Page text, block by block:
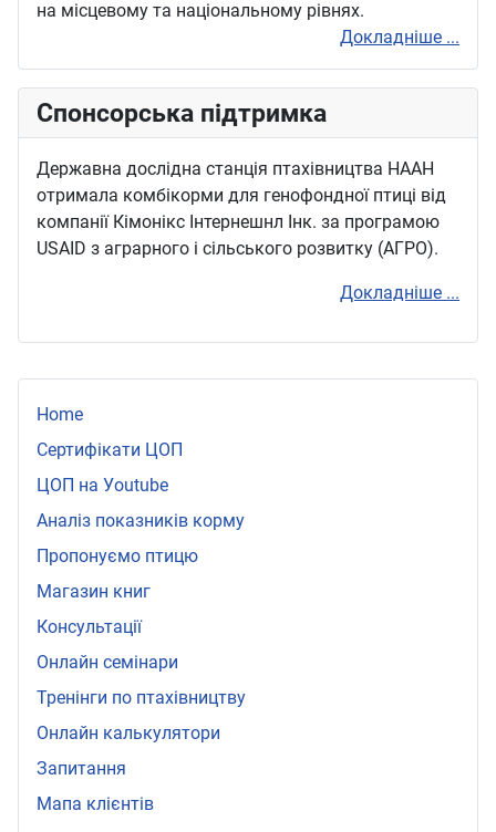
Home
Сертифікати ЦОП
ЦОП на Уoutube
Аналіз показників корму
Пропонуємо птицю
Магазин книг
Консультації
Онлайн семінари
Тренінги по птахівництву
Онлайн калькулятори
Запитання
Мапа клієнтів
на місцевому та національному рівнях.
Докладніше ...
Спонсорська підтримка
Державна дослідна станція птахівництва НААН
отримала комбікорми для генофондної птиці від
компанії Кімонікс Інтернешнл Інк. за програмою
USAID з аграрного і сільського розвитку (АГРО).
Докладніше ...